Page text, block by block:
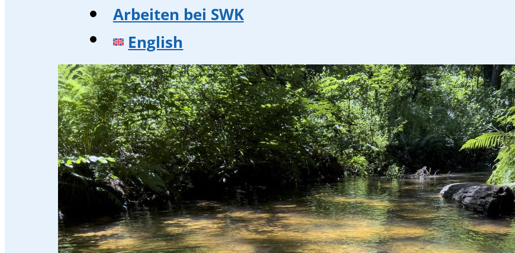
Arbeiten bei SWK
English
Übersicht
Energie und Wasser
Energie-Zukunft
Die Region und wir
Ratgeber